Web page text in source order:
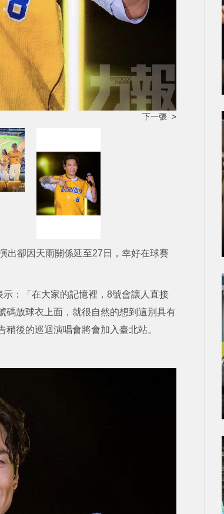
下一張 >
出卻因天雨關係延至27日，幸好在球賽
：「在大家的記憶裡，8號會讓人直接
碼放球衣上面，就很自然的想到這別具有
後的巡迴演唱會將會加入臺北站。